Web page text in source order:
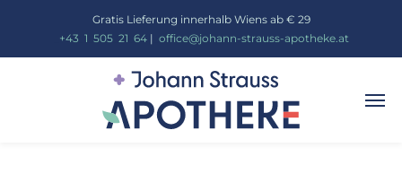
Gratis Lieferung innerhalb Wiens ab € 29
+43 1 505_ 21 64| office@johann-strauss-apotheke.at